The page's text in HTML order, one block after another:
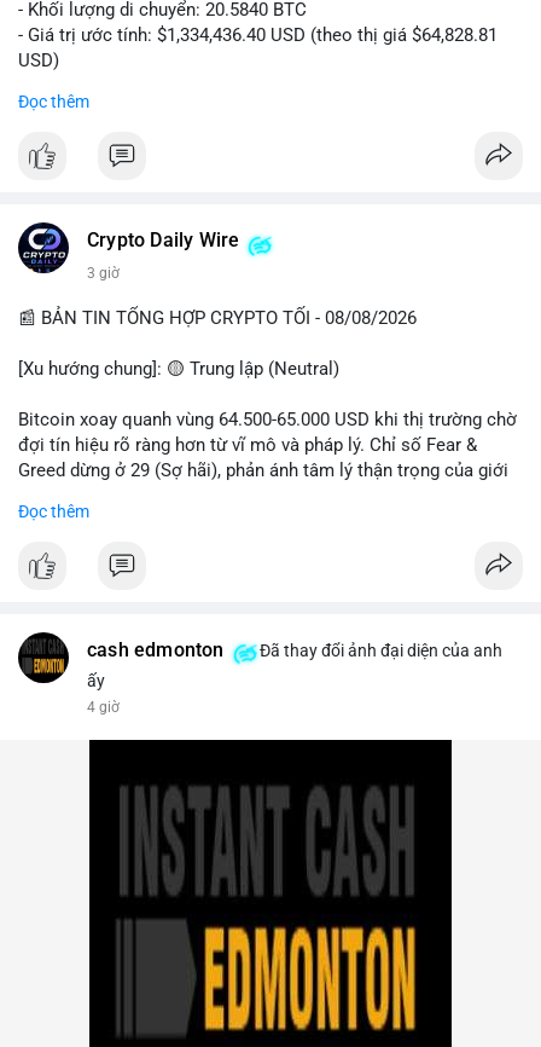
- Khối lượng di chuyển: 20.5840 BTC
- Giá trị ước tính: $1,334,436.40 USD (theo thị giá $64,828.81
USD)
USD được thực hiện vào phiên Á, thời điểm thanh khoản
phân bổ tài sản giữa các ví nóng, hoặc chuẩn bị thanh khoản
cho các lệnh OTC. Dòng tiền không đổ thẳng lên sàn tập trung,
thể dao động nhẹ do theo dõi sát biến động ví lớn.
Lời khuyên: Nhà đầu tư nhỏ lẻ không nên hành động theo cảm
tiếp theo trong 24 giờ để xác nhận xu hướng. Giữ tỷ trọng tiền
mặt hợp lý, tránh đòn bẩy cao trong vùng giá hiện tại.
#theodoivilon
Đọc thêm
Crypto Daily Wire
3 giờ
📰 BẢN TIN TỔNG HỢP CRYPTO TỐI - 08/08/2026
[Xu hướng chung]: 🟡 Trung lập (Neutral)
Bitcoin xoay quanh vùng 64.500-65.000 USD khi thị trường chờ
đợi tín hiệu rõ ràng hơn từ vĩ mô và pháp lý. Chỉ số Fear &
Greed dừng ở 29 (Sợ hãi), phản ánh tâm lý thận trọng của giới
dữ liệu nonfarm payrolls Mỹ thấp hơn dự báo, làm giảm khả
tháng. NEAR giảm 4,1% xuống 1,5910 USD, chịu áp lực bán
mạnh.
tượng. Trump Media hủy thỏa thuận kho dự trữ CRO trị giá
nhiều tỷ USD, khiến CRO giảm mạnh.
- Tổ chức & Công nghệ: Bybit khởi kiện Triều Tiên và Lazarus
Group vụ hack 1,5 tỷ USD, đã nhận lệnh đóng băng tài sản.
Circle mở rộng USDC lên OKX qua X Layer. BitGo IPO thành
công ở mức 18 USD/cổ phiếu, định giá 2 tỷ USD.
Nhà đầu tư nên theo dõi sát dòng tiền cá voi khi xuất hiện
nhiều giao dịch lớn (từ 4 BTC đến 210 BTC) trong ngày, ưu tiên
Đọc thêm
cash edmonton
Đã thay đổi ảnh đại diện của anh
ấy
4 giờ